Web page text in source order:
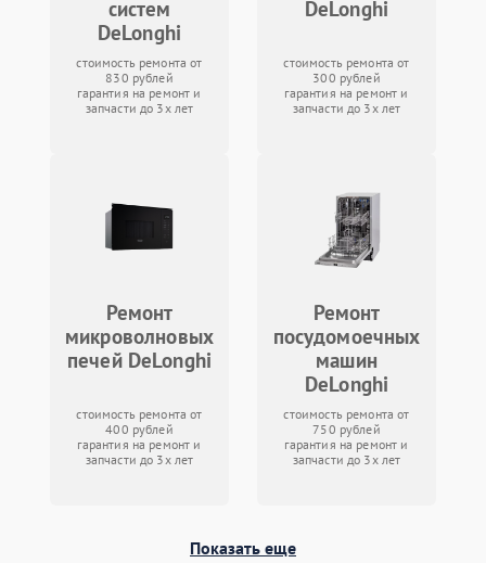
систем
DeLonghi
стоимость ремонта от
830 рублей
гарантия на ремонт и
запчасти до 3х лет
DeLonghi
стоимость ремонта от
300 рублей
гарантия на ремонт и
запчасти до 3х лет
Ремонт
микроволновых
печей DeLonghi
стоимость ремонта от
400 рублей
гарантия на ремонт и
запчасти до 3х лет
Ремонт
посудомоечных
машин
DeLonghi
стоимость ремонта от
750 рублей
гарантия на ремонт и
запчасти до 3х лет
Показать еще